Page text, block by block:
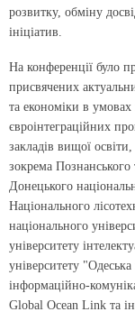
розвитку, обміну
ініціатив.
На конференції було
присвячених
та економіки в
євроінтеграційних
закладів вищої
зокрема Познанського
Донецького
Національного
національного
університету
університету
інформаційно-
Global Ocean Link та